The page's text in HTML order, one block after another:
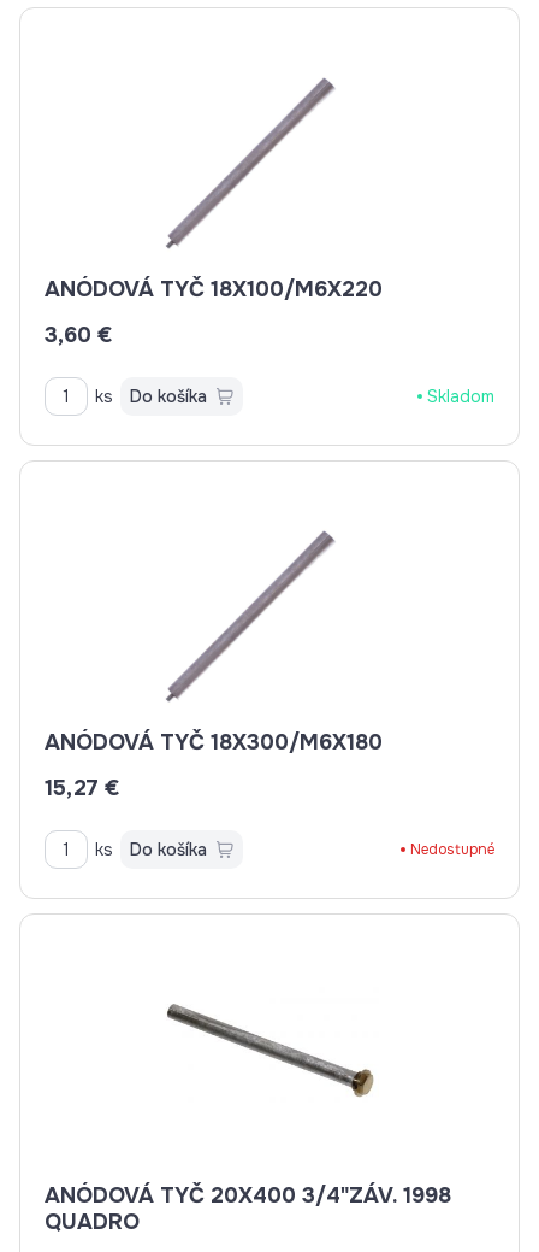
ANÓDOVÁ TYČ 18X100/M6X220
3,60 €
ks Do košíka Skladom
ANÓDOVÁ TYČ 18X300/M6X180
15,27 €
ks Do košíka Nedostupné
ANÓDOVÁ TYČ 20X400 3/4"ZÁV. 1998
QUADRO